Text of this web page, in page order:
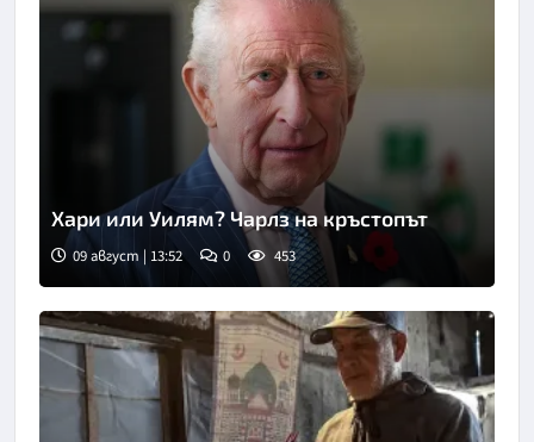
Хари или Уилям? Чарлз на кръстопът
09 август | 13:52 0 453